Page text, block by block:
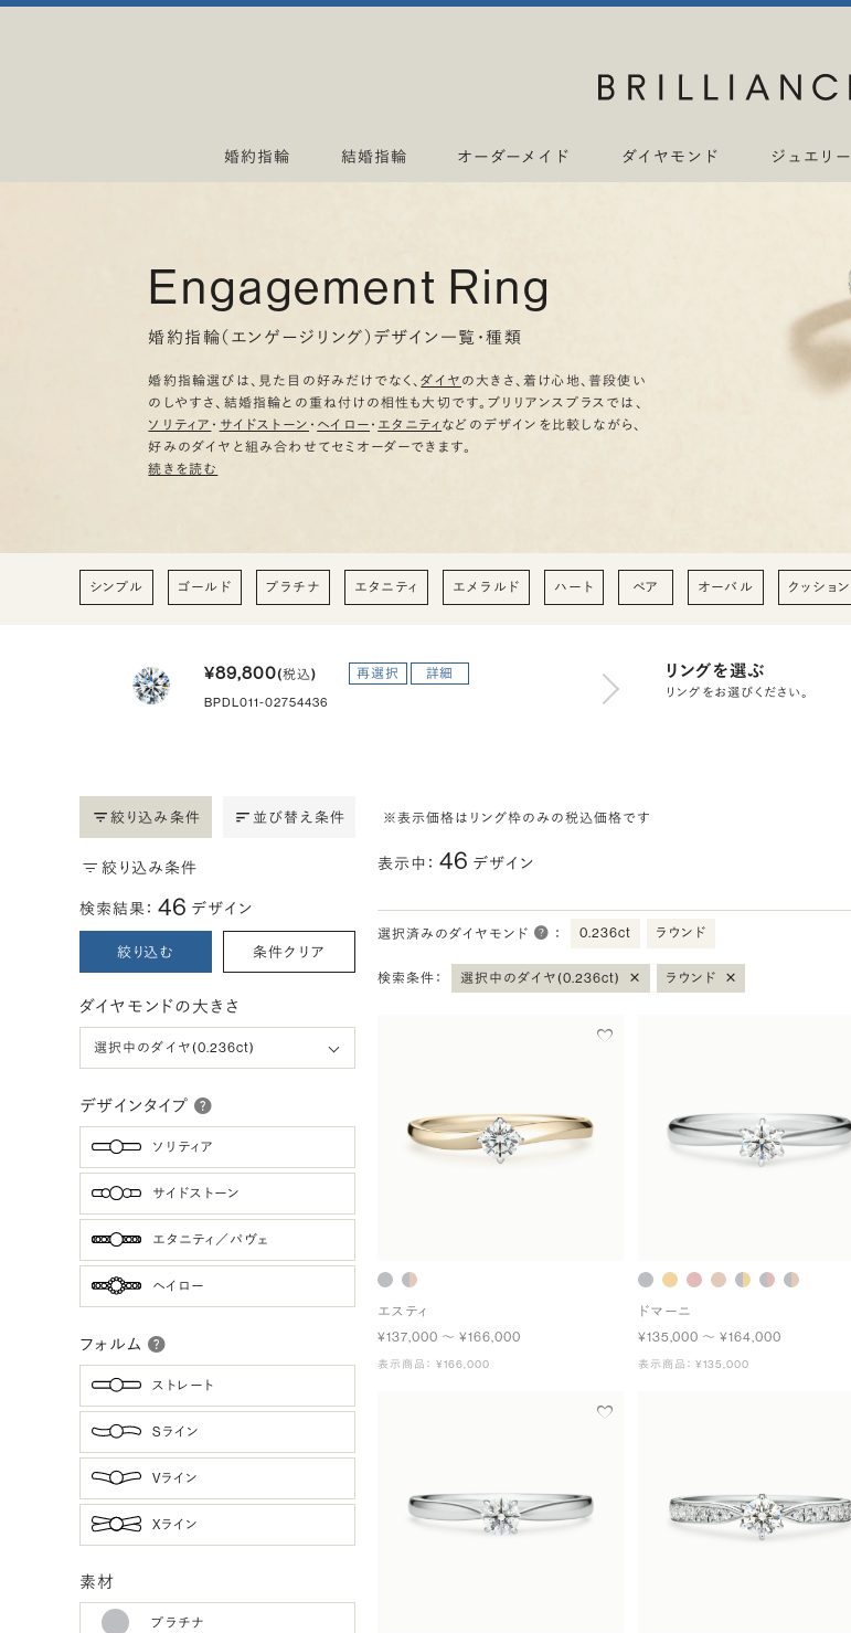
婚約指輪 結婚指輪 オーダーメイド ダイヤモンド ジュエリー
Engagement Ring
婚約指輪（エンゲージリング）デザイン一覧・種類
婚約指輪選びは、見た目の好みだけでなく、ダイヤ の大きさ、着け心地、普段使い
のしやすさ、結婚指輪との重ね付けの相性も大切です。ブリリアンスプラスでは、
ソリティア ・ サイドストーン ・ ヘイロー ・ エタニティ などのデザインを比較しながら、
好みのダイヤと組み合わせてセミオーダーできます。
続きを読む
シンプル ゴールド プラチナ エタニティ エメラルド ハート ペア オーバル クッション
¥89,800(税込) 再選択 詳細
BPDL011-02754436
リングを選ぶ
リングをお選びください。
絞り込み条件 並び替え条件
絞り込み条件
検索結果： 46 デザイン
絞り込む 条件クリア
ダイヤモンドの大きさ
デザインタイプ
ソリティア
サイドストーン
エタニティ／パヴェ
ヘイロー
フォルム
ストレート
Sライン
Vライン
Xライン
素材
プラチナ
※表示価格はリング枠のみの税込価格です
表示中： 46 デザイン
選択済みのダイヤモンド ： 0.236ct ラウンド
検索条件： 選択中のダイヤ(0.236ct) × ラウンド ×
エスティ
¥137,000 〜 ¥166,000
表示商品： ¥166,000
ドマーニ
¥135,000 〜 ¥164,000
表示商品： ¥135,000